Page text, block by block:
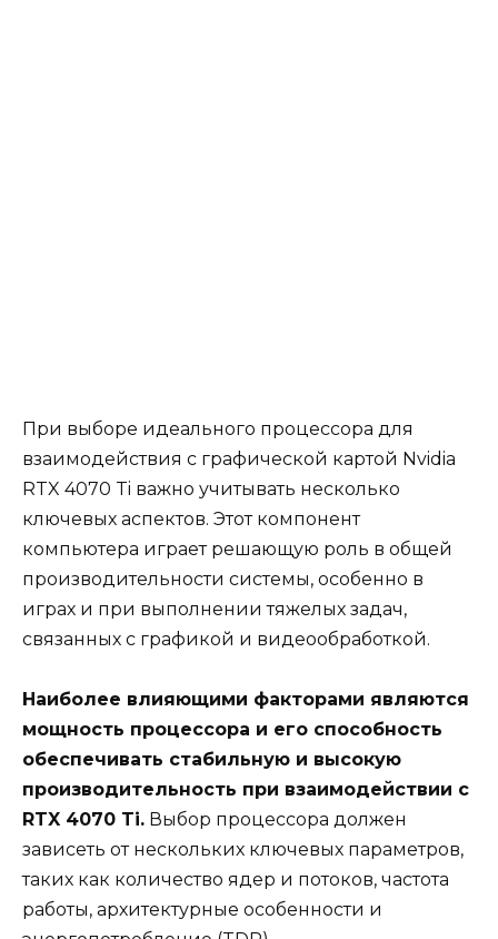
При выборе идеального процессора для
взаимодействия с графической картой Nvidia
RTX 4070 Ti важно учитывать несколько
ключевых аспектов. Этот компонент
компьютера играет решающую роль в общей
производительности системы, особенно в
играх и при выполнении тяжелых задач,
связанных с графикой и видеообработкой.
Наиболее влияющими факторами являются
мощность процессора и его способность
обеспечивать стабильную и высокую
производительность при взаимодействии с
RTX 4070 Ti. Выбор процессора должен
зависеть от нескольких ключевых параметров,
таких как количество ядер и потоков, частота
работы, архитектурные особенности и